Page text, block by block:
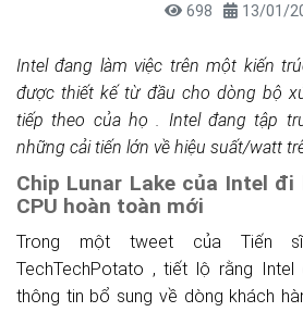
698 13/01/
Intel đang làm việc trên một kiến
được thiết kế từ đầu cho dòng bộ
tiếp theo của họ . Intel đang tập
những cải tiến lớn về hiệu suất/watt
Chip Lunar Lake của Intel
CPU hoàn toàn mới
Trong một tweet của Tiến
TechTechPotato , tiết lộ rằng
thông tin bổ sung về dòng khách